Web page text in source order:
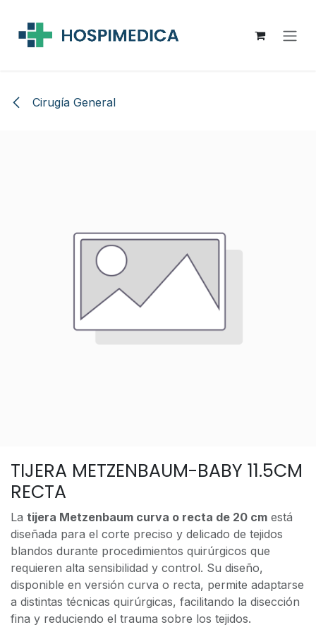
Cirugía General
TIJERA METZENBAUM-BABY 11.5CM
RECTA
La tijera Metzenbaum curva o recta de 20 cm está
diseñada para el corte preciso y delicado de tejidos
blandos durante procedimientos quirúrgicos que
requieren alta sensibilidad y control. Su diseño,
disponible en versión curva o recta, permite adaptarse
a distintas técnicas quirúrgicas, facilitando la disección
fina y reduciendo el trauma sobre los tejidos.